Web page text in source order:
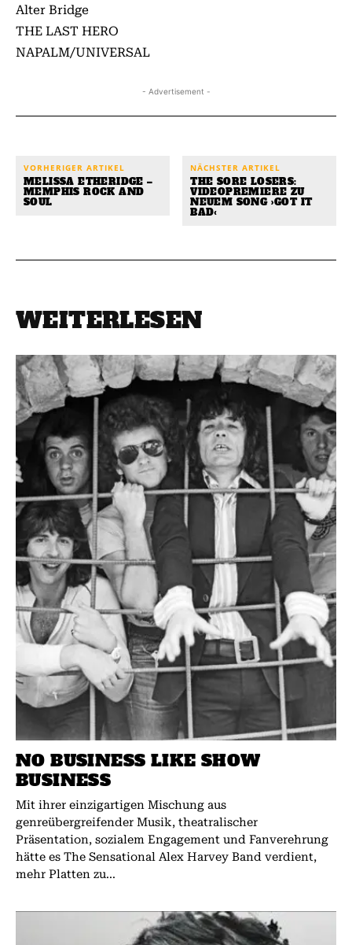
Alter Bridge
THE LAST HERO
NAPALM/UNIVERSAL
- Advertisement -
VORHERIGER ARTIKEL
MELISSA ETHERIDGE –
MEMPHIS ROCK AND
SOUL
NÄCHSTER ARTIKEL
THE SORE LOSERS:
VIDEOPREMIERE ZU
NEUEM SONG ›GOT IT
BAD‹
WEITERLESEN
NO BUSINESS LIKE SHOW
BUSINESS
Mit ihrer einzigartigen Mischung aus
genreübergreifender Musik, theatralischer
Präsentation, sozialem Engagement und Fanverehrung
hätte es The Sensational Alex Harvey Band verdient,
mehr Platten zu...